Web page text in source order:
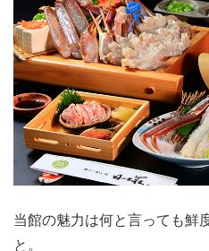
当館の魅力は何と言っても鮮
と。